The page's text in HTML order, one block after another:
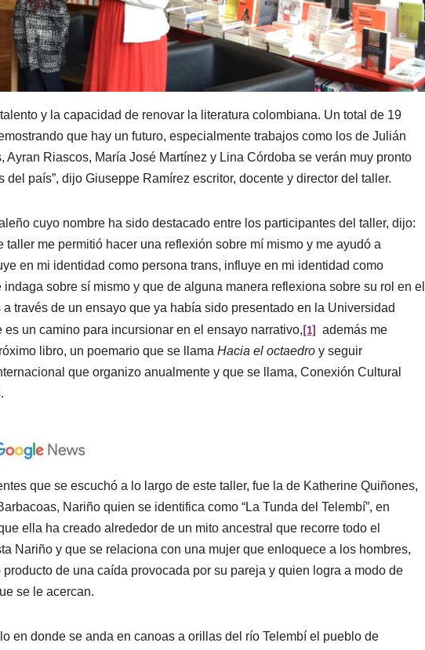
y la capacidad de renovar la literatura colombiana. Un total de 19
que hay un futuro, especialmente trabajos como los de Julián
Ayran Riascos, María José Martínez y Lina Córdoba se verán muy pronto
país”, dijo Giuseppe Ramírez escritor, docente y director del taller.
cuyo nombre ha sido destacado entre los participantes del taller, dijo:
taller me permitió hacer una reflexión sobre mí mismo y me ayudó a
en mi identidad como persona trans, influye en mi identidad como
sobre sí mismo y que de alguna manera reflexiona sobre su rol en el
través de un ensayo que ya había sido presentado en la Universidad
un camino para incursionar en el ensayo narrativo,[1] además me
libro, un poemario que se llama Hacia el octaedro y seguir
que organizo anualmente y que se llama, Conexión Cultural
que se escuchó a lo largo de este taller, fue la de Katherine Quiñones,
Nariño quien se identifica como “La Tunda del Telembí”, en
ella ha creado alrededor de un mito ancestral que recorre todo el
Nariño y que se relaciona con una mujer que enloquece a los hombres,
de una caída provocada por su pareja y quien logra a modo de
se le acercan.
en donde se anda en canoas a orillas del río Telembí el pueblo de